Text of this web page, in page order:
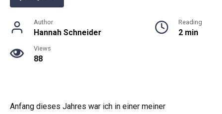
Author
Hannah Schneider
Reading
2 min
Views
88
Anfang dieses Jahres war ich in einer meiner